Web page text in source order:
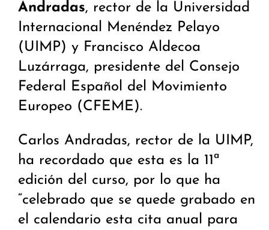
Andradas, rector de la Universidad
Internacional Menéndez Pelayo
(UIMP) y Francisco Aldecoa
Luzárraga, presidente del Consejo
Federal Español del Movimiento
Europeo (CFEME).
Carlos Andradas, rector de la UIMP,
ha recordado que esta es la 11ª
edición del curso, por lo que ha
“celebrado que se quede grabado en
el calendario esta cita anual para